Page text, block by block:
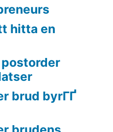
hitta en
brud byrГҐ